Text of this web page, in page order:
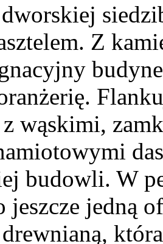
Z
wąskimi,
budowli. W
jeszcze jedną